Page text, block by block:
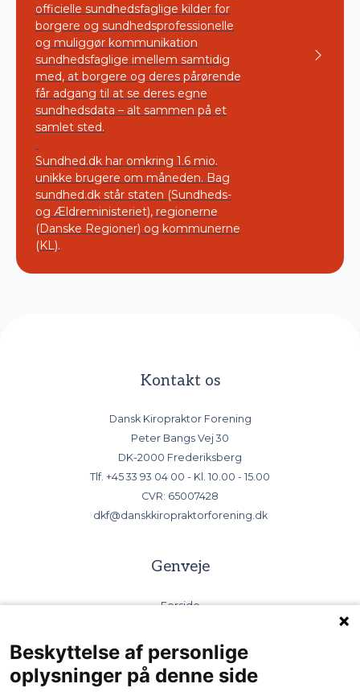
officielle sundhedsfaglige kilder for
borgere og sundhedsprofessionelle
og muliggør kommunikation
sundhedsfaglige imellem samtidig
med, at borgere og deres pårørende
får adgang til at se deres egne
sundhedsdata – alt sammen på et
samlet sted.
Sundhed.dk har omkring 1.6 mio.
unikke brugere om måneden. Bag
sundhed.dk står staten (Sundheds-
og Ældreministeriet), regionerne
(Danske Regioner) og kommunerne
(KL).
Kontakt os
Dansk Kiropraktor Forening
Peter Bangs Vej 30
DK-2000 Frederiksberg
Tlf. +45 33 93 04 00 - Kl. 10.00 - 15.00
CVR: 65007428
dkf@danskkiropraktorforening.dk
Genveje
Forside
Find kiropraktor
Kiropraktorernes Videncenter
DSK - kiropraktorernes selskab
Beskyttelse af personlige
oplysninger på denne side